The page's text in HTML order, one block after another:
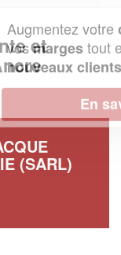
et
(SARL)
d'affaireset
de